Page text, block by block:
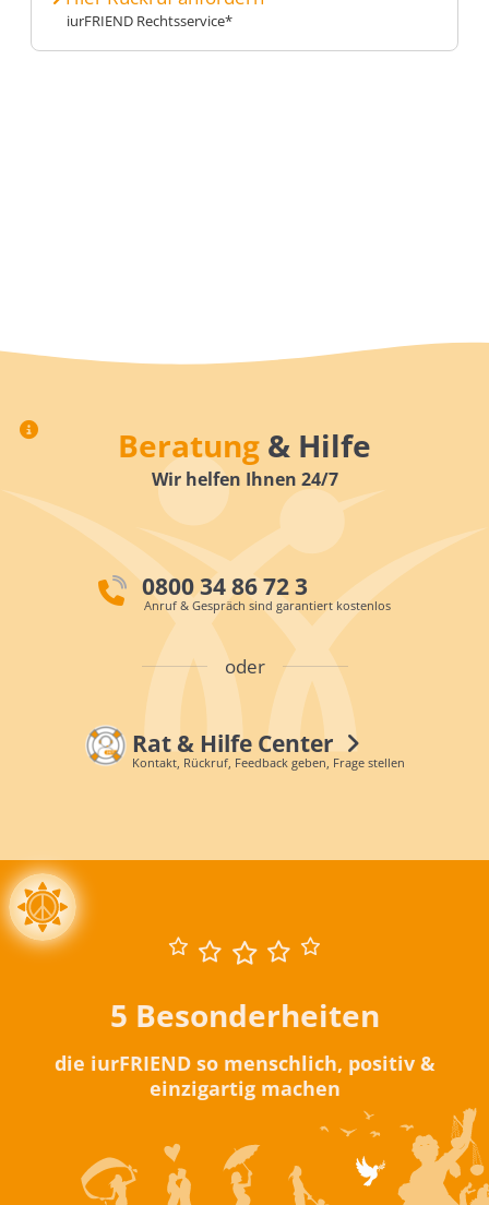
iurFRIEND Rechtsservice*
Beratung & Hilfe
Wir helfen Ihnen 24/7
0800 34 86 72 3
Anruf & Gespräch sind garantiert kostenlos
oder
Rat & Hilfe Center
Kontakt, Rückruf, Feedback geben, Frage stellen
5 Besonderheiten
die iurFRIEND so menschlich, positiv &
einzigartig machen